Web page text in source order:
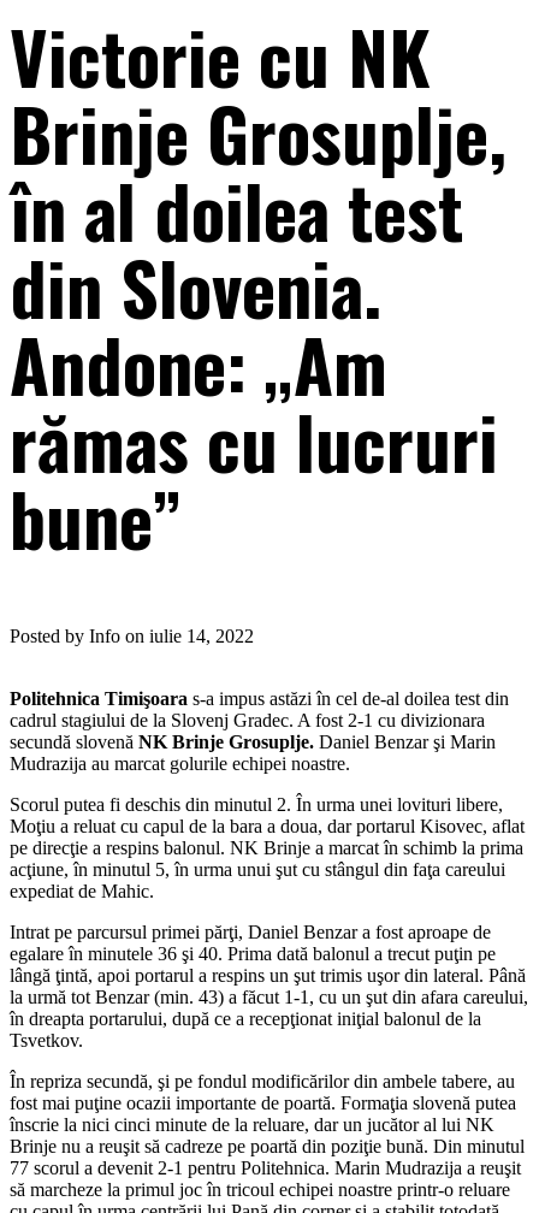
Victorie cu NK
Brinje Grosuplje,
în al doilea test
din Slovenia.
Andone: „Am
rămas cu lucruri
bune”
Posted by Info on iulie 14, 2022
Politehnica Timişoara s-a impus astăzi în cel de-al doilea test din
cadrul stagiului de la Slovenj Gradec. A fost 2-1 cu divizionara
secundă slovenă NK Brinje Grosuplje. Daniel Benzar şi Marin
Mudrazija au marcat golurile echipei noastre.
Scorul putea fi deschis din minutul 2. În urma unei lovituri libere,
Moţiu a reluat cu capul de la bara a doua, dar portarul Kisovec, aflat
pe direcţie a respins balonul. NK Brinje a marcat în schimb la prima
acţiune, în minutul 5, în urma unui şut cu stângul din faţa careului
expediat de Mahic.
Intrat pe parcursul primei părţi, Daniel Benzar a fost aproape de
egalare în minutele 36 şi 40. Prima dată balonul a trecut puţin pe
lângă ţintă, apoi portarul a respins un şut trimis uşor din lateral. Până
la urmă tot Benzar (min. 43) a făcut 1-1, cu un şut din afara careului,
în dreapta portarului, după ce a recepţionat iniţial balonul de la
Tsvetkov.
În repriza secundă, şi pe fondul modificărilor din ambele tabere, au
fost mai puţine ocazii importante de poartă. Formaţia slovenă putea
înscrie la nici cinci minute de la reluare, dar un jucător al lui NK
Brinje nu a reuşit să cadreze pe poartă din poziţie bună. Din minutul
77 scorul a devenit 2-1 pentru Politehnica. Marin Mudrazija a reuşit
să marcheze la primul joc în tricoul echipei noastre printr-o reluare